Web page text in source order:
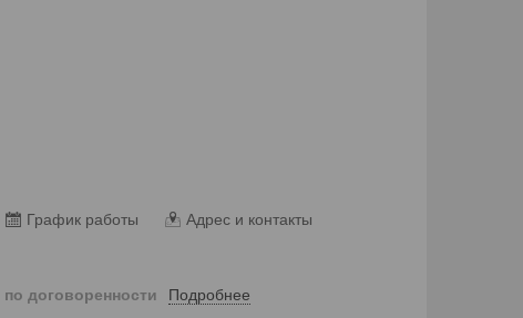
График работы Адрес и контакты
по договоренности Подробнее